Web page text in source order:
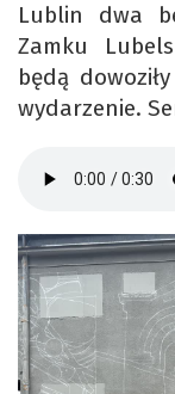
Lublin dwa
Zamku
będą
wydarzenie.